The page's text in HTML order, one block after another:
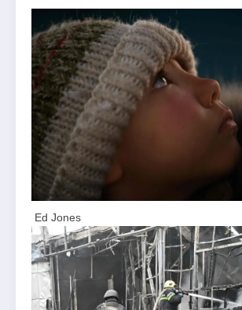
Ed Jones